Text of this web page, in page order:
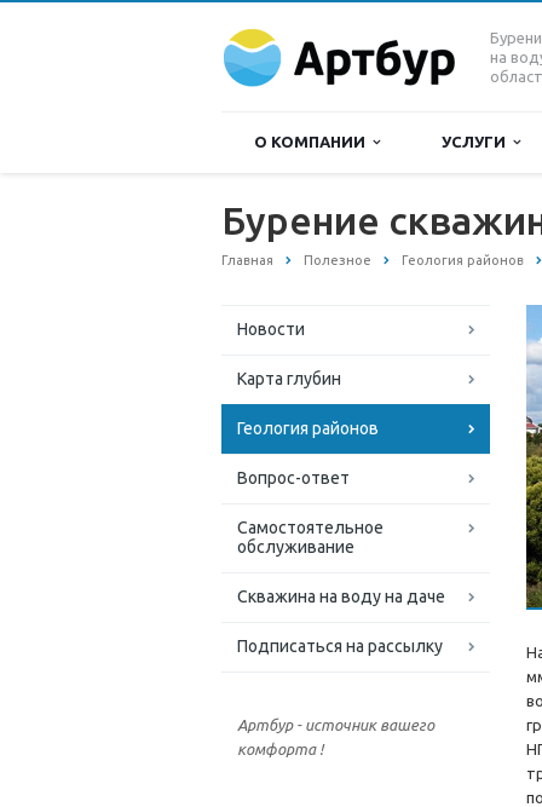
на
О КОМПАНИИ УСЛУГИ
Бурение
Главная Полезное Геология районов
Новости
Карта глубин
Геология районов
Вопрос-ответ
Самостоятельное
обслуживание
Скважина на воду на даче
Подписаться на рассылку
Артбур - источник вашего
комфорта !